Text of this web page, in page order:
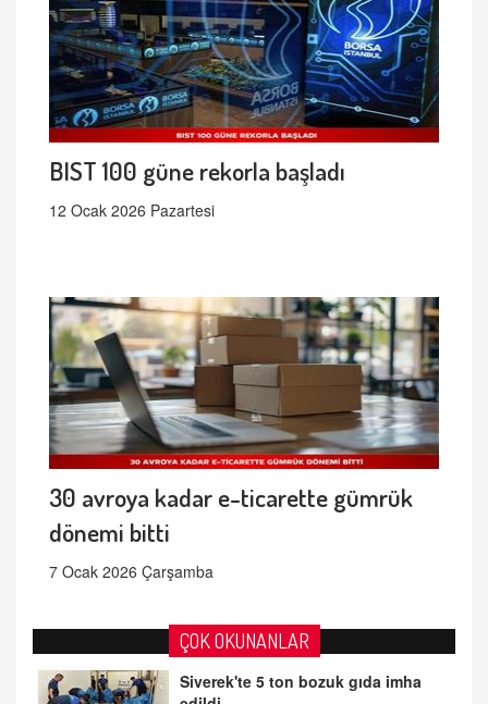
BIST 100 güne rekorla başladı
12 Ocak 2026 Pazartesi
30 avroya kadar e-ticarette gümrük
dönemi bitti
7 Ocak 2026 Çarşamba
ÇOK OKUNANLAR
Siverek'te 5 ton bozuk gıda imha